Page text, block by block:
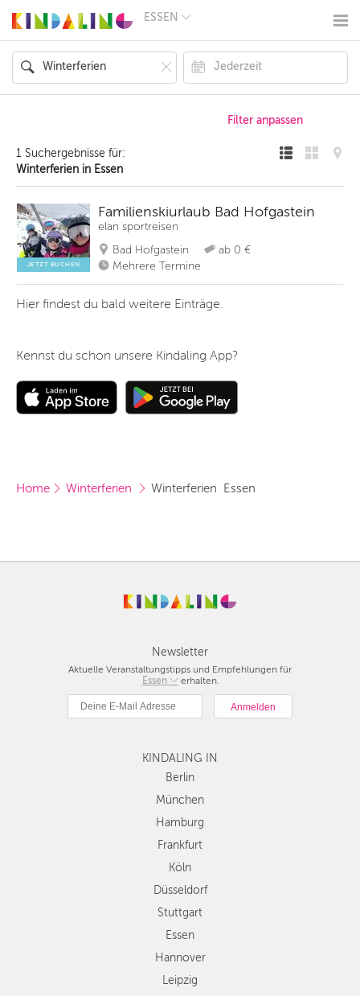
ESSEN
BERLIN
MÜNCHEN
HAMBURG
KÖLN
HANNOVER
LEIPZIG
DRESDEN
NÜRNBERG
WIEN
ANDERE
REGIONEN
1 Suchergebnisse für:
Winterferien in Essen
JETZT BUCHEN
Familienskiurlaub Bad Hofgastein
elan sportreisen
Bad Hofgastein
ab 0 €
Mehrere Termine
Hier findest du bald weitere Einträge.
Kennst du schon unsere Kindaling App?
Home Winterferien Winterferien  Essen
Newsletter
Aktuelle Veranstaltungstipps und Empfehlungen für
Essen
Berlin
München
Hamburg
Köln
Nürnberg
Regionen
erhalten.
KINDALING IN
Berlin
München
Hamburg
Frankfurt
Köln
Düsseldorf
Stuttgart
Essen
Hannover
Leipzig